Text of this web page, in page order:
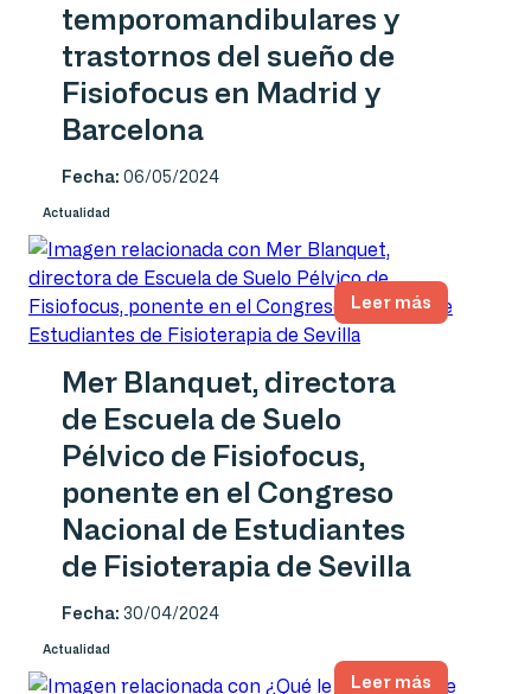
temporomandibulares y
trastornos del sueño de
Fisiofocus en Madrid y
Barcelona
Fecha:06/05/2024
Actualidad
Leer más
Mer Blanquet, directora
de Escuela de Suelo
Pélvico de Fisiofocus,
ponente en el Congreso
Nacional de Estudiantes
de Fisioterapia de Sevilla
Fecha:30/04/2024
Actualidad
Leer más